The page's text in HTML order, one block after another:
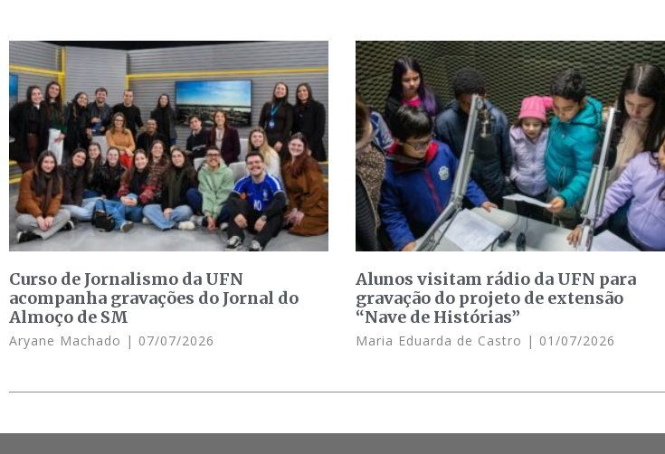
Curso de Jornalismo da UFN
acompanha gravações do Jornal do
Almoço de SM
Aryane Machado 07/07/2026
Alunos visitam rádio da UFN para
gravação do projeto de extensão
“Nave de Histórias”
Maria Eduarda de Castro 01/07/2026